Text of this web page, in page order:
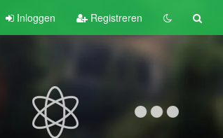
Inloggen Registreren